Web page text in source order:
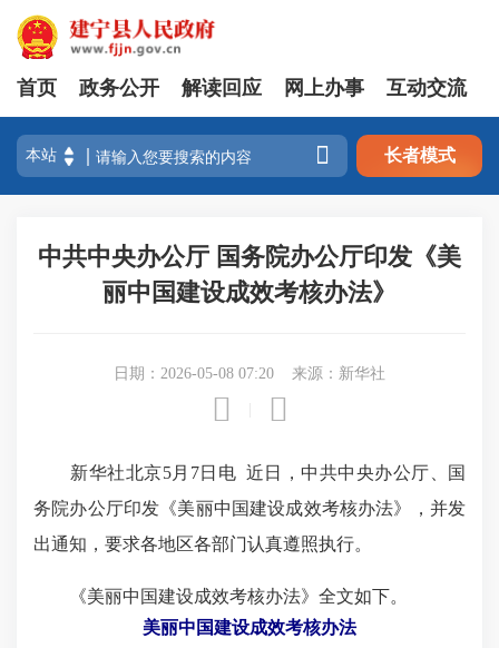
首页 政务公开 解读回应 网上办事 互动交流
 长者模式
中共中央办公厅 国务院办公厅印发《美
丽中国建设成效考核办法》
日期：2026-05-08 07:20 来源：新华社
 
新华社北京5月7日电 近日，中共中央办公厅、国
务院办公厅印发《美丽中国建设成效考核办法》，并发
出通知，要求各地区各部门认真遵照执行。
《美丽中国建设成效考核办法》全文如下。
美丽中国建设成效考核办法